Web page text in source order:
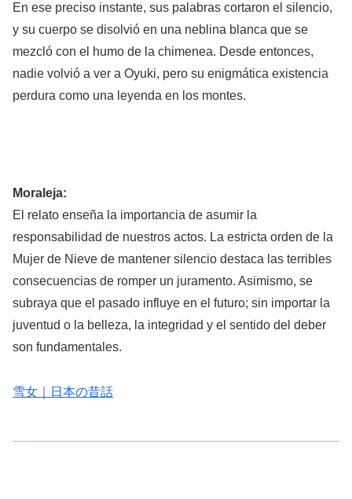
En ese preciso instante, sus palabras cortaron el silencio,
y su cuerpo se disolvió en una neblina blanca que se
mezcló con el humo de la chimenea. Desde entonces,
nadie volvió a ver a Oyuki, pero su enigmática existencia
perdura como una leyenda en los montes.
Moraleja:
El relato enseña la importancia de asumir la
responsabilidad de nuestros actos. La estricta orden de la
Mujer de Nieve de mantener silencio destaca las terribles
consecuencias de romper un juramento. Asimismo, se
subraya que el pasado influye en el futuro; sin importar la
juventud o la belleza, la integridad y el sentido del deber
son fundamentales.
雪女｜日本の昔話